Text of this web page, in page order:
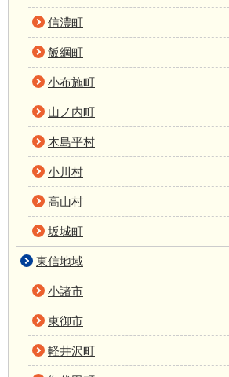
信濃町
飯綱町
小布施町
山ノ内町
木島平村
小川村
高山村
坂城町
東信地域
小諸市
東御市
軽井沢町